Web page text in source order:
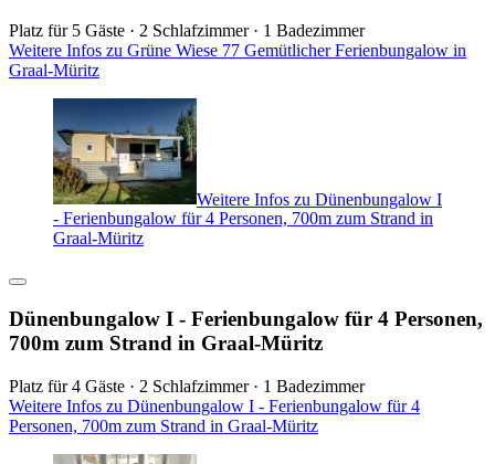
Platz für 5 Gäste · 2 Schlafzimmer · 1 Badezimmer
Weitere Infos zu Grüne Wiese 77 Gemütlicher Ferienbungalow in
Graal-Müritz
Weitere Infos zu Dünenbungalow I
- Ferienbungalow für 4 Personen, 700m zum Strand in
Graal-Müritz
Dünenbungalow I - Ferienbungalow für 4 Personen,
700m zum Strand in Graal-Müritz
Platz für 4 Gäste · 2 Schlafzimmer · 1 Badezimmer
Weitere Infos zu Dünenbungalow I - Ferienbungalow für 4
Personen, 700m zum Strand in Graal-Müritz